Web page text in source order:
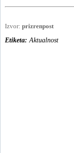
Izvor: prizrenpost
Etiketa:Aktualnost